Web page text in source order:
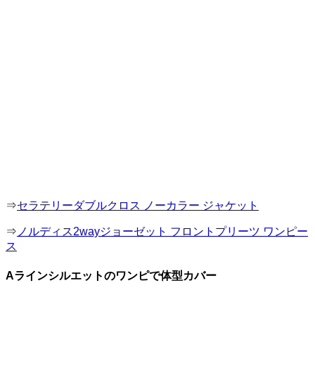
⇒セラテリーダブルクロス ノーカラー ジャケット
⇒ ノルディス2wayジョーゼット フロントプリーツ ワンピー
ス
Aラインシルエットのワンピで体型カバー